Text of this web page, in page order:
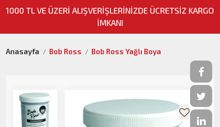
1000 TL VE ÜZERI ALIŞVERIŞLERINIZDE ÜCRETSİZ KARGO
İMKANI
Anasayfa Bob Ross Bob Ross Yağlı Boya